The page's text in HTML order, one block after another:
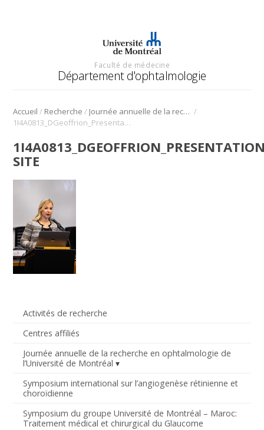
Faculté de médecine
Département d'ophtalmologie
Accueil / Recherche / Journée annuelle de la recherche en ophtalmologie de l’Université de Montréal /
1I4A0813_DGeoffrion_Presentation_Orale_miniature site
Activités de recherche
Centres affiliés
Journée annuelle de la recherche en ophtalmologie de
l’Université de Montréal
Symposium international sur l’angiogenèse rétinienne et
choroïdienne
Symposium du groupe Université de Montréal – Maroc:
Traitement médical et chirurgical du Glaucome
SITE